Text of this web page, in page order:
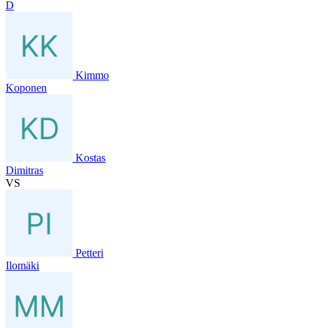
D
Kimmo
Koponen
Kostas
Dimitras
VS
Petteri
Ilomäki